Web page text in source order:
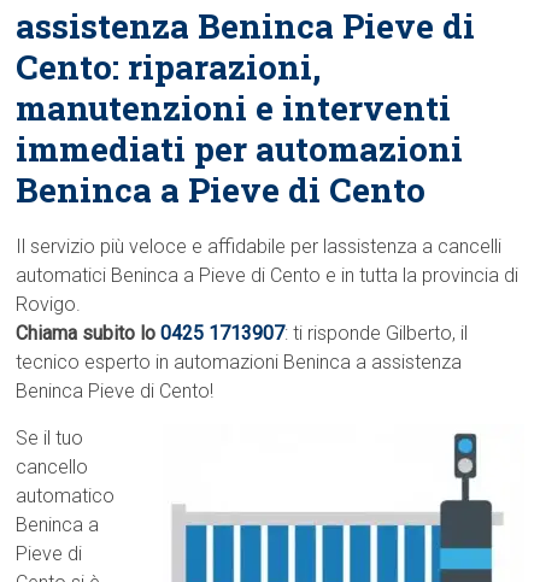
assistenza Beninca Pieve di
Cento: riparazioni,
manutenzioni e interventi
immediati per automazioni
Beninca a Pieve di Cento
Il servizio più veloce e affidabile per lassistenza a cancelli
automatici Beninca a Pieve di Cento e in tutta la provincia di
Rovigo.
Chiama subito lo0425 1713907: ti risponde Gilberto, il
tecnico esperto in automazioni Beninca a assistenza
Beninca Pieve di Cento!
Se il tuo
cancello
automatico
Beninca a
Pieve di